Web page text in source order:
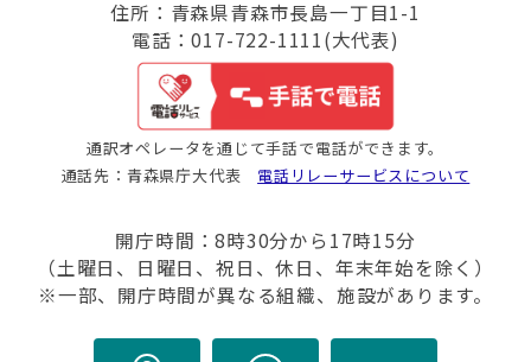
住所：青森県青森市長島一丁目1-1
電話：017-722-1111(大代表)
通訳オペレータを通じて手話で電話ができます。
通話先：青森県庁大代表 電話リレーサービスについて
開庁時間：8時30分から17時15分
（土曜日、日曜日、祝日、休日、年末年始を除く）
※一部、開庁時間が異なる組織、施設があります。